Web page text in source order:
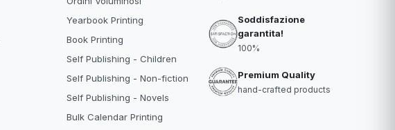
Yearbook Printing
Book Printing
Self Publishing - Children
Self Publishing - Non-fiction
Self Publishing - Novels
Bulk Calendar Printing
Soddisfazione
garantita!
100%
Premium Quality
hand-crafted products